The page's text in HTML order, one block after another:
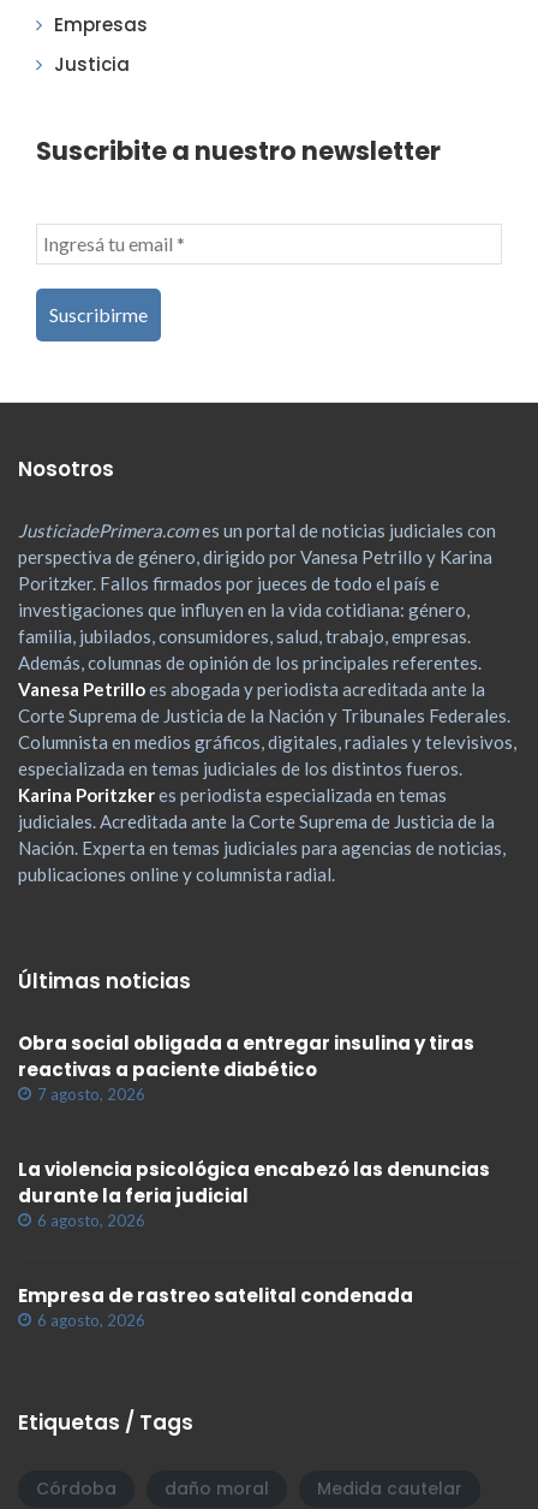
Empresas
Justicia
Suscribite a nuestro newsletter
Nosotros
JusticiadePrimera.comes un portal de noticias judiciales con
perspectiva de género, dirigido por Vanesa Petrillo y Karina
Poritzker. Fallos firmados por jueces de todo el país e
investigaciones que influyen en la vida cotidiana: género,
familia, jubilados, consumidores, salud, trabajo, empresas.
Además, columnas de opinión de los principales referentes.
Vanesa Petrilloes abogada y periodista acreditada ante la
Corte Suprema de Justicia de la Nación y Tribunales Federales.
Columnista en medios gráficos, digitales, radiales y televisivos,
especializada en temas judiciales de los distintos fueros.
Karina Poritzkeres periodista especializada en temas
judiciales. Acreditada ante la Corte Suprema de Justicia de la
Nación. Experta en temas judiciales para agencias de noticias,
publicaciones online y columnista radial.
Últimas noticias
Obra social obligada a entregar insulina y tiras
reactivas a paciente diabético
7 agosto, 2026
La violencia psicológica encabezó las denuncias
durante la feria judicial
6 agosto, 2026
Empresa de rastreo satelital condenada
6 agosto, 2026
Etiquetas / Tags
Córdoba daño moral
Medida cautelar